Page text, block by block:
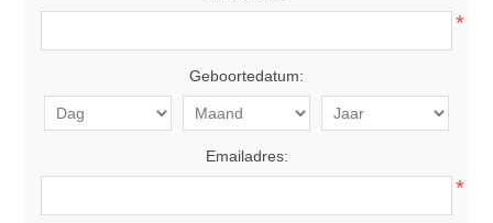
*
Geboortedatum:
Emailadres:
*